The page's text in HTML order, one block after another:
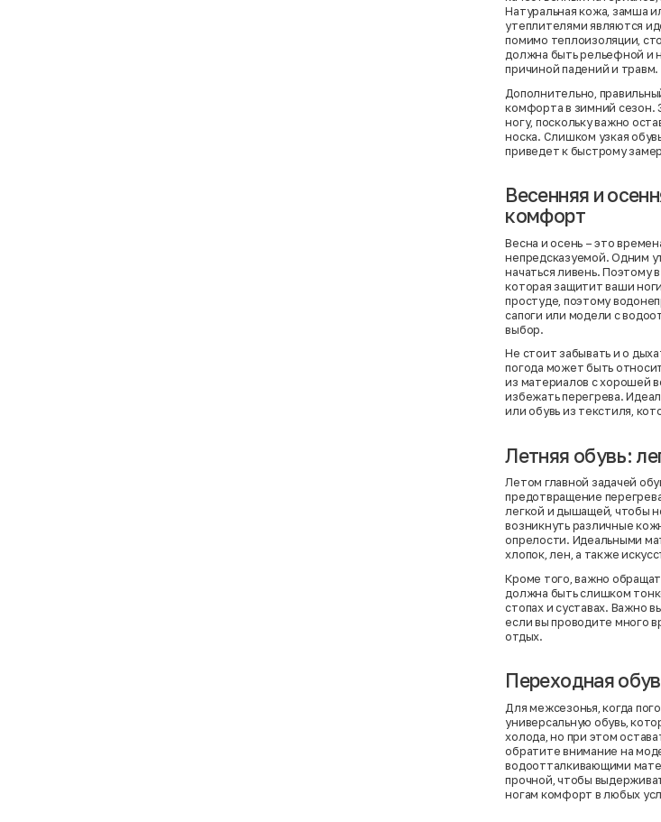
Натуральная кожа, замша
утеплителями являются
помимо теплоизоляции,
должна быть рельефной и
причиной падений и травм.
Дополнительно,
комфорта в зимний сезон.
ногу, поскольку важно
носка. Слишком узкая
приведет к быстрому
Весенняя и
комфорт
Весна и осень – это
непредсказуемой. Одним
начаться ливень. Поэтому
которая защитит ваши
простуде, поэтому
сапоги или модели с
выбор.
Не стоит забывать и о
погода может быть
из материалов с хорошей
избежать перегрева.
или обувь из текстиля,
Летняя обувь:
Летом главной задачей
предотвращение
легкой и дышащей, чтобы
возникнуть различные
опрелости. Идеальными
хлопок, лен, а также
Кроме того, важно
должна быть слишком
стопах и суставах. Важно
если вы проводите много
отдых.
Переходная
Для межсезонья, когда
универсальную обувь,
холода, но при этом
обратите внимание на
водоотталкивающими
прочной, чтобы
ногам комфорт в любых